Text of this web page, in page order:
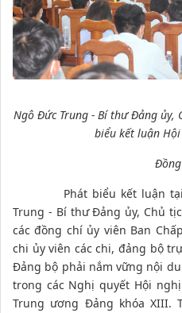
Ngô Đức Trung - Bí thư Đảng ủy,
biểu kết luận Hội
Phát biểu kết luận tại
Trung - Bí thư Đảng ủy, Chủ
các đồng chí ủy viên Ban
chi ủy viên các chi, đảng bộ
Đảng bộ phải nắm vững nội
trong các Nghị quyết Hội
Trung ương Đảng khóa XIII.